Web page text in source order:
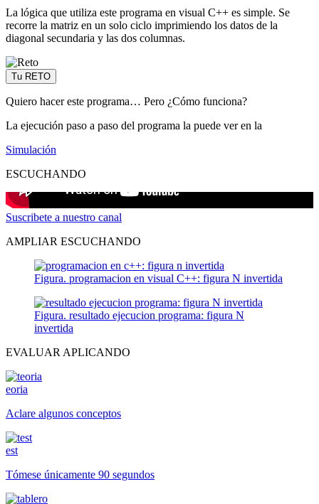
La lógica que utiliza este programa en visual C++ es simple. Se
recorre la matriz en un solo ciclo imprimiendo los datos de la
diagonal secundaria y las dos columnas.
Tu RETO
Quiero hacer este programa… Pero ¿Cómo funciona?
La ejecución paso a paso del programa la puede ver en la
Simulación
ESCUCHANDO
Suscribete a nuestro canal
AMPLIAR ESCUCHANDO
Figura. programacion en visual C++: figura N invertida
Figura. resultado ejecucion programa: figura N
invertida
EVALUAR APLICANDO
eoria
Aclare algunos conceptos
est
Tómese únicamente 90 segundos